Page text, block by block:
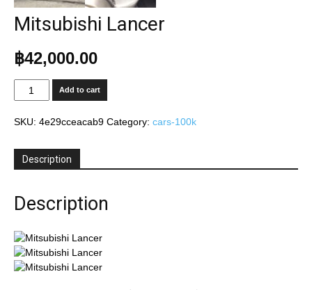
Mitsubishi Lancer
฿42,000.00
Mitsubishi
Lancer
Add to cart
SKU: 4e29cceacab9 Category: cars-100k
Description
Description